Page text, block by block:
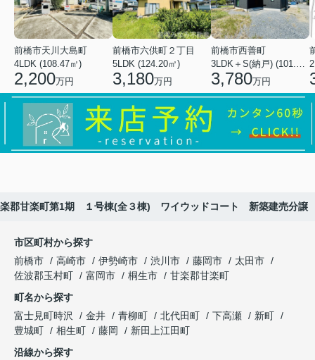
前橋市天川大島町
4LDK (108.47㎡)
2,200万円
前橋市六供町２丁目
5LDK (124.20㎡)
3,180万円
前橋市西善町
3LDK＋S(納戸) (101.02㎡)
3,780万円
楽郡甘楽町第1期 １号棟(全３棟) ワイウッドコート 新築建売分譲
市区町村から探す
前橋市
高崎市 伊勢崎市 渋川市 藤岡市
太田市
佐波郡玉村町
富岡市 桐生市
甘楽郡甘楽町
町名から探す
富士見町時沢
金井 青柳町 北代田町 下高瀬
新町
豊城町
相生町 藤岡
新田上江田町
沿線から探す